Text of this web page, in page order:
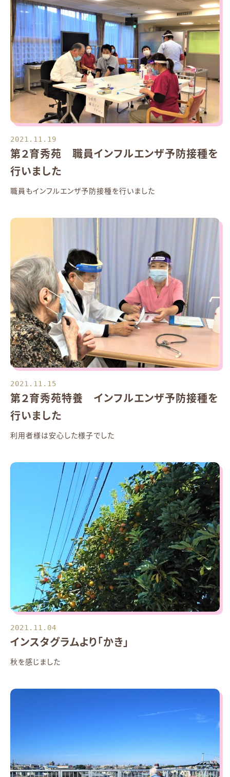
2021.11.19
第２育秀苑 職員インフルエンザ予防接種を
行いました
職員もインフルエンザ予防接種を行いました
2021.11.15
第２育秀苑特養 インフルエンザ予防接種を
行いました
利用者様は安心した様子でした
2021.11.04
インスタグラムより「かき」
秋を感じました